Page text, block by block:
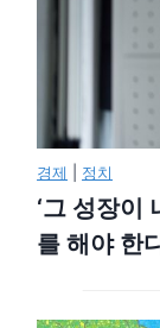
경제 정치
‘그 성장이
를 해야 한